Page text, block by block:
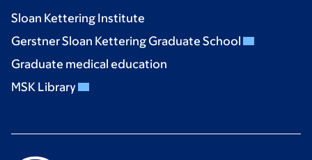
Sloan Kettering Institute
Gerstner Sloan Kettering Graduate School
Graduate medical education
MSK Library